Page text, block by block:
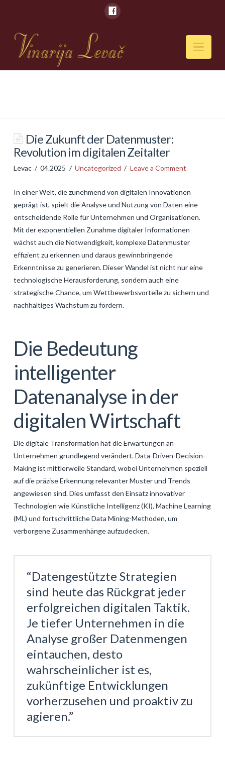
VESTI
PIĆA
Vina
GALERIJA
KONTAKT
Die Zukunft der Datenmuster:
Revolution im digitalen Zeitalter
Levac 04.2025 Uncategorized Leave a Comment
In einer Welt, die zunehmend von digitalen Innovationen
geprägt ist, spielt die Analyse und Nutzung von Daten eine
entscheidende Rolle für Unternehmen und Organisationen.
Mit der exponentiellen Zunahme digitaler Informationen
wächst auch die Notwendigkeit, komplexe Datenmuster
effizient zu erkennen und daraus gewinnbringende
Erkenntnisse zu generieren. Dieser Wandel ist nicht nur eine
technologische Herausforderung, sondern auch eine
strategische Chance, um Wettbewerbsvorteile zu sichern und
nachhaltiges Wachstum zu fördern.
Die Bedeutung
intelligenter
Datenanalyse in der
digitalen Wirtschaft
Die digitale Transformation hat die Erwartungen an
Unternehmen grundlegend verändert. Data-Driven-Decision-
Making ist mittlerweile Standard, wobei Unternehmen speziell
auf die präzise Erkennung relevanter Muster und Trends
angewiesen sind. Dies umfasst den Einsatz innovativer
Technologien wie Künstliche Intelligenz (KI), Machine Learning
(ML) und fortschrittliche Data Mining-Methoden, um
verborgene Zusammenhänge aufzudecken.
“Datengestützte Strategien
sind heute das Rückgrat jeder
erfolgreichen digitalen Taktik.
Je tiefer Unternehmen in die
Analyse großer Datenmengen
eintauchen, desto
wahrscheinlicher ist es,
zukünftige Entwicklungen
vorherzusehen und proaktiv zu
agieren.”